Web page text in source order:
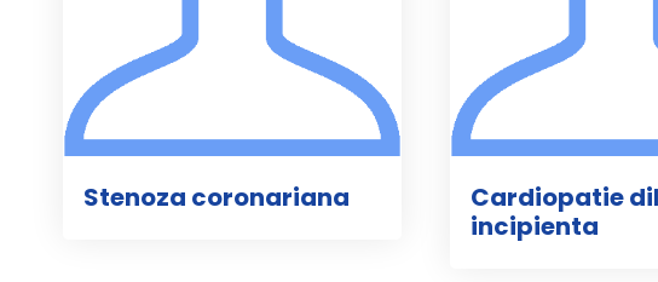
Stenoza coronariana
Cardiopatie
incipienta